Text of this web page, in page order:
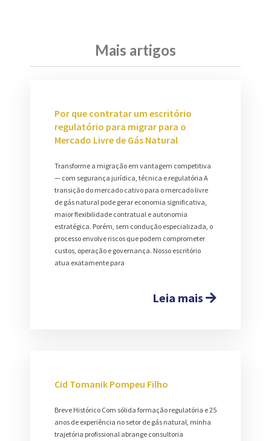
Mais artigos
Por que contratar um escritório
regulatório para migrar para o
Mercado Livre de Gás Natural
Transforme a migração em vantagem competitiva
— com segurança jurídica, técnica e regulatória A
transição do mercado cativo para o mercado livre
de gás natural pode gerar economia significativa,
maior flexibilidade contratual e autonomia
estratégica. Porém, sem condução especializada, o
processo envolve riscos que podem comprometer
custos, operação e governança. Nosso escritório
atua exatamente para
Leia mais
Cid Tomanik Pompeu Filho
Breve Histórico Com sólida formação regulatória e 25
anos de experiência no setor de gás natural, minha
trajetória profissional abrange consultoria